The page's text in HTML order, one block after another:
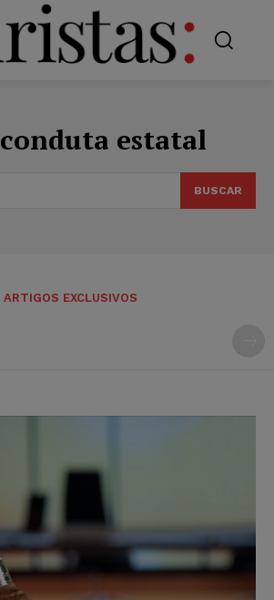
conduta estatal
BUSCAR
ARTIGOS EXCLUSIVOS